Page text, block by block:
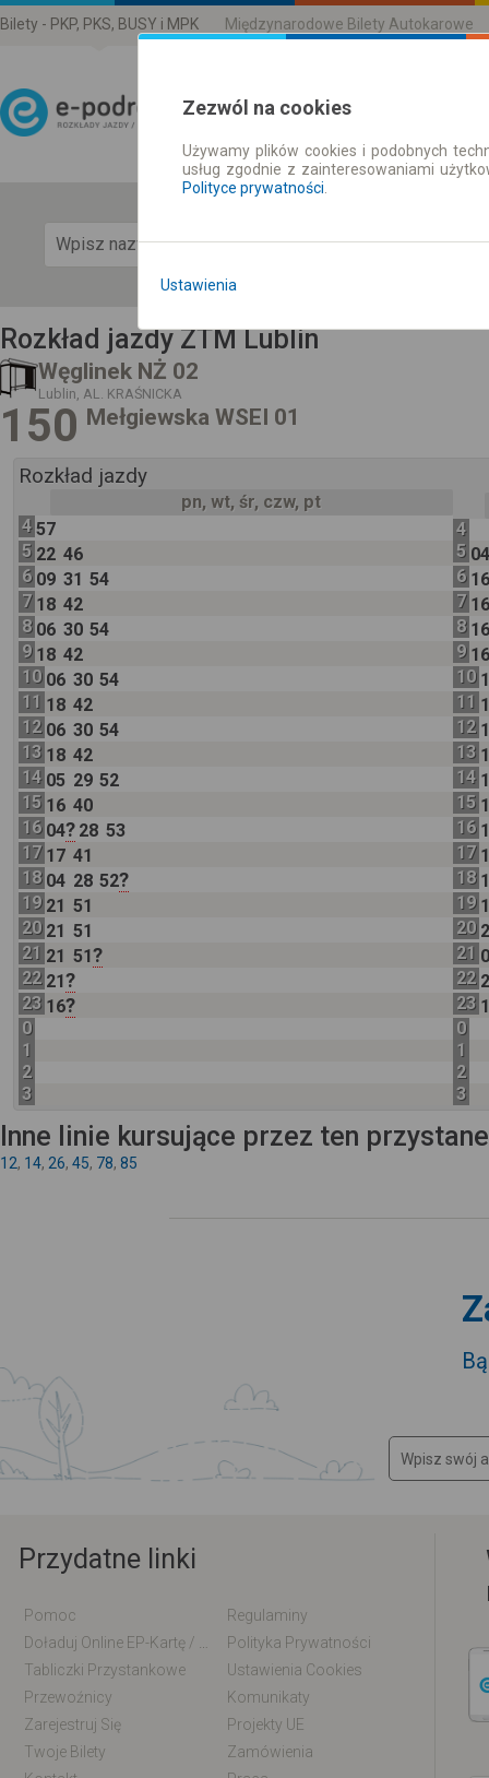
Bilety - PKP, PKS, BUSY i MPK Międzynarodowe Bilety Autokarowe
Rozkład Jazdy | Bilety
Rozkład jazdy ZTM Lublin
Węglinek NŻ 02
Lublin, AL. KRAŚNICKA
150 Mełgiewska WSEI 01
Rozkład jazdy
pn, wt, śr, czw, pt
4 57
5 22 46
6 09 31 54
7 18 42
8 06 30 54
9 18 42
10 06 30 54
11 18 42
12 06 30 54
13 18 42
14 05 29 52
15 16 40
16 04? 28 53
17 17 41
18 04 28 52?
19 21 51
20 21 51
21 21 51?
22 21?
23 16?
0
1
2
3
4
5
6
7
8
9
10
11
12
13
14
15
16
17
18
19
20
21
22
23
0
1
2
3
Inne linie kursujące przez ten
12, 14, 26, 45, 78, 85
Przydatne linki
Pomoc
Regulaminy
Polityka Prywatności
Tabliczki Przystankowe
Ustawienia Cookies
Przewoźnicy
Komunikaty
Zarejestruj Się
Projekty UE
Twoje Bilety
Zamówienia
Zezwól na cookies
Używamy plików cookies i podobnych
usług zgodnie z zainteresowaniami
Polityce prywatności
Ustawienia